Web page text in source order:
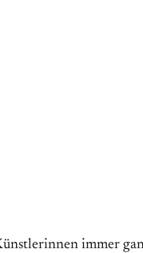
immer